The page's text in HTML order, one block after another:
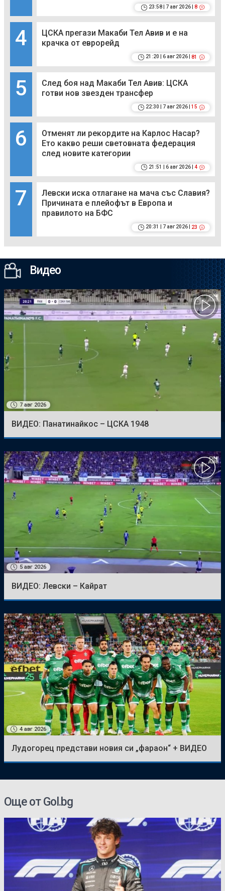
23:58 | 7 авг 2026 | 8
4
ЦСКА прегази Макаби Тел Авив и е на
крачка от еврорейд
21:20 | 6 авг 2026 | 81
5
След боя над Макаби Тел Авив: ЦСКА
готви нов звезден трансфер
22:30 | 7 авг 2026 | 15
6
Отменят ли рекордите на Карлос Насар?
Ето какво реши световната федерация
след новите категории
21:51 | 6 авг 2026 | 4
7
Левски иска отлагане на мача със Славия?
Причината е плейофът в Европа и
правилото на БФС
20:31 | 7 авг 2026 | 23
Видео
7 авг 2026
ВИДЕО: Панатинайкос – ЦСКА 1948
5 авг 2026
ВИДЕО: Левски – Кайрат
4 авг 2026
Лудогорец представи новия си „фараон“ + ВИДЕО
Още от Gol.bg